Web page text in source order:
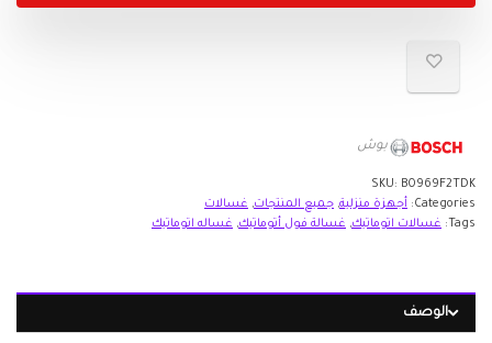
بوش
SKU: B0969F2TDK
Categories:
أجهزة منزلية, جميع المنتجات, غسالات
Tags:
غسالات اتوماتيك, غسالة فول أتوماتيك, غساله اتوماتيك
الوصف